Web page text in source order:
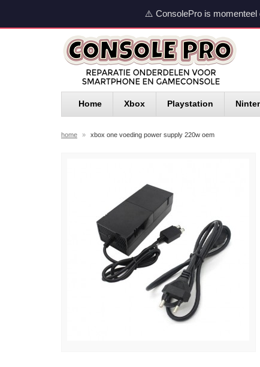
⚠️ ConsolePro is momenteel
Home Xbox Playstation
home » xbox one voeding power supply 220w oem